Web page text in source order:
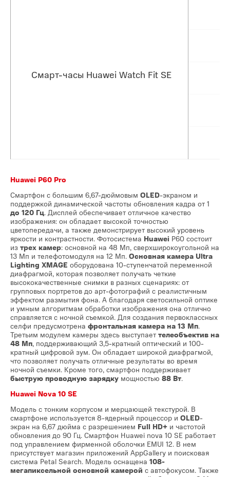
Смарт-часы Huawei Watch Fit SE
Huawei P60 Pro
Смартфон с большим 6,67-дюймовым OLED-экраном и
поддержкой динамической частоты обновления кадра от 1
до 120 Гц. Дисплей обеспечивает отличное качество
изображения: он обладает высокой точностью
цветопередачи, а также демонстрирует высокий уровень
яркости и контрастности. Фотосистема Huawei P60 состоит
из трех камер: основной на 48 Мп, сверхширокоугольной на
13 Мп и телефотомодуля на 12 Мп. Основная камера Ultra
Lighting XMAGE оборудована 10-ступенчатой переменной
диафрагмой, которая позволяет получать четкие
высококачественные снимки в разных сценариях: от
групповых портретов до арт-фотографий с реалистичным
эффектом размытия фона. А благодаря светосильной оптике
и умным алгоритмам обработки изображения она отлично
справляется с ночной съемкой. Для создания первоклассных
селфи предусмотрена фронтальная камера на 13 Мп.
Третьим модулем камеры здесь выступает телеобъектив на
48 Мп, поддерживающий 3,5-кратный оптический и 100-
кратный цифровой зум. Он обладает широкой диафрагмой,
что позволяет получать отличные результаты во время
ночной съемки. Кроме того, смартфон поддерживает
быструю проводную зарядку мощностью 88 Вт.
Huawei Nova 10 SE
Модель с тонким корпусом и мерцающей текстурой. В
смартфоне используется 8-ядерный процессор и OLED-
экран на 6,67 дюйма с разрешением Full HD+ и частотой
обновления до 90 Гц. Смартфон Huawei nova 10 SE работает
под управлением фирменной оболочки EMUI 12. В нем
присутствует магазин приложений AppGallery и поисковая
система Petal Search. Модель оснащена 108-
мегапиксельной основной камерой с автофокусом. Также